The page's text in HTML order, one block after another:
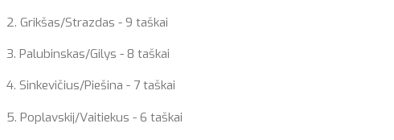
2. Grikšas/Strazdas - 9 taškai
3. Palubinskas/Gilys - 8 taškai
4. Sinkevičius/Piešina - 7 taškai
5. Poplavskij/Vaitiekus - 6 taškai